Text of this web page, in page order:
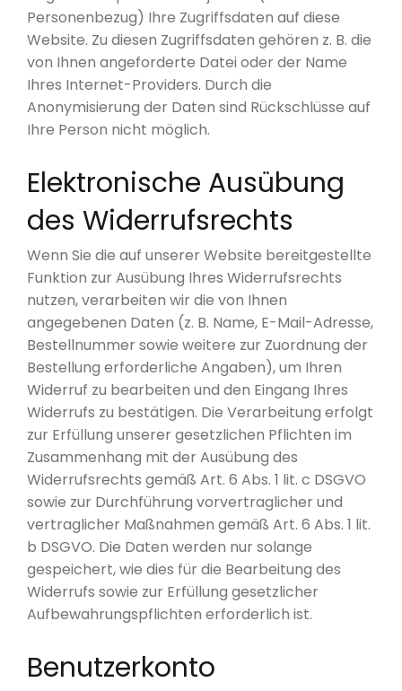
Personenbezug) Ihre Zugriffsdaten auf diese
Website. Zu diesen Zugriffsdaten gehören z. B. die
von Ihnen angeforderte Datei oder der Name
Ihres Internet-Providers. Durch die
Anonymisierung der Daten sind Rückschlüsse auf
Ihre Person nicht möglich.
Elektronische Ausübung
des Widerrufsrechts
Wenn Sie die auf unserer Website bereitgestellte
Funktion zur Ausübung Ihres Widerrufsrechts
nutzen, verarbeiten wir die von Ihnen
angegebenen Daten (z. B. Name, E-Mail-Adresse,
Bestellnummer sowie weitere zur Zuordnung der
Bestellung erforderliche Angaben), um Ihren
Widerruf zu bearbeiten und den Eingang Ihres
Widerrufs zu bestätigen. Die Verarbeitung erfolgt
zur Erfüllung unserer gesetzlichen Pflichten im
Zusammenhang mit der Ausübung des
Widerrufsrechts gemäß Art. 6 Abs. 1 lit. c DSGVO
sowie zur Durchführung vorvertraglicher und
vertraglicher Maßnahmen gemäß Art. 6 Abs. 1 lit.
b DSGVO. Die Daten werden nur solange
gespeichert, wie dies für die Bearbeitung des
Widerrufs sowie zur Erfüllung gesetzlicher
Aufbewahrungspflichten erforderlich ist.
Benutzerkonto